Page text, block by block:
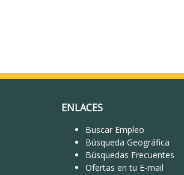
ENLACES
Buscar Empleo
Búsqueda Geográfica
Búsquedas Frecuentes
Ofertas en tu E-mail